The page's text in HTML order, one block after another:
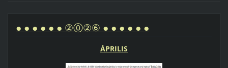
● ● ● ● ● ● ②⓪②⑥ ● ● ● ● ● ●
ÁPRILIS